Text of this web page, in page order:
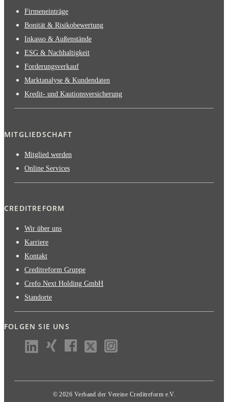
Firmeneinträge
Bonität & Risikobewertung
Inkasso & Außenstände
ESG & Nachhaltigkeit
Forderungsverkauf
Marktanalyse & Kundendaten
Kredit- und Kautionsversicherung
MITGLIEDSCHAFT
Mitglied werden
Online Services
CREDITREFORM
Wir über uns
Karriere
Kontakt
Creditreform Gruppe
Crefo Next Holding GmbH
Standorte
FOLGEN SIE UNS
© 2026 Verband der Vereine Creditreform e.V.